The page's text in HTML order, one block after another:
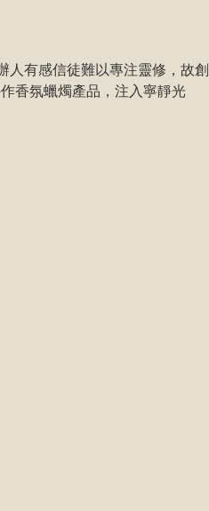
人有感信徒難以專注靈修，故創
香氛蠟燭產品，注入寧靜光